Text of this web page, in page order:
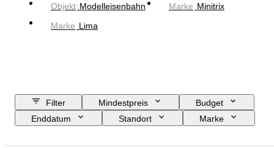
Objekt Modelleisenbahn Marke Minitrix
Marke Lima
Filter Mindestpreis
Budget
Enddatum
Standort
Marke